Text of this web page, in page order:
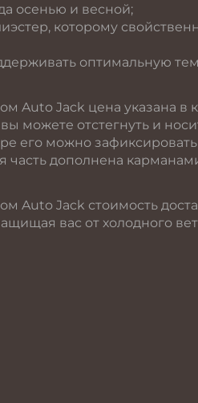
осенью и весной;
которому
оптимальную
Auto Jack цена указана в
отстегнуть и
его можно зафиксировать
часть дополнена
Auto Jack стоимость
вас от холодного